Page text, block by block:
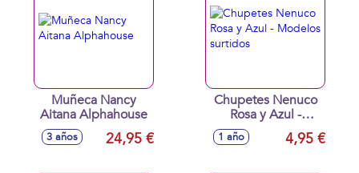
mágico en el pelo!
Muñeca Nancy
Aitana Alphahouse
3 años 24,95 €
Chupetes Nenuco
Rosa y Azul -
Modelos surtidos
1 año 4,95 €